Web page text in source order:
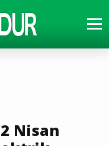
Nisan